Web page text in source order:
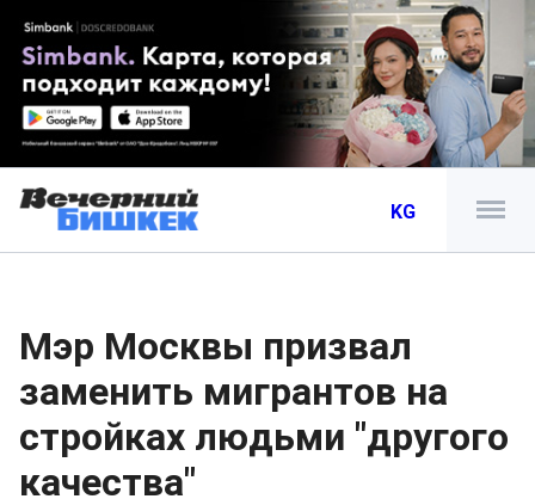
KG
Мэр Москвы призвал
заменить мигрантов на
стройках людьми "другого
качества"